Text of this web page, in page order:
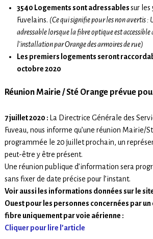
3540 Logements sont adressablessur les
Fuvelains. (Ce qui signifie pour les non avertis :
adressable lorsque la fibre optique est
l’installation par Orange des armoires de rue)
Les premiers logements seront
octobre 2020
Réunion Mairie / Sté Orange prévue
7 juillet 2020 :
La Directrice Générale des
Fuveau, nous informe qu’une réunion Mairie/
programmée le 20 juillet prochain, un
peut-être y être présent.
Une réunion publique d’information sera
sans fixer de date précise pour l’instant.
Voir aussi les informations données sur le
Ouest pour les personnes concernées par
fibre uniquement par voie aérienne :
Cliquer pour lire l’article